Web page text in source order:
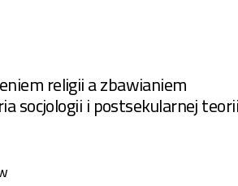
religii a zbawianiem
socjologii i postsekularnej